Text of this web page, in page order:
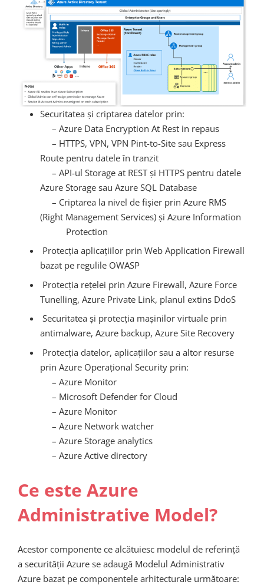
Securitatea și criptarea datelor prin:
– Azure Data Encryption At Rest in repaus
– HTTPS, VPN, VPN Pint-to-Site sau Express
Route pentru datele în tranzit
– API-ul Storage at REST și HTTPS pentru datele
Azure Storage sau Azure SQL Database
– Criptarea la nivel de fișier prin Azure RMS
(Right Management Services) și Azure Information
Protection
Protecția aplicațiilor prin Web Application Firewall
bazat pe regulile OWASP
Protecția rețelei prin Azure Firewall, Azure Force
Tunelling, Azure Private Link, planul extins DdoS
Securitatea și protecția mașinilor virtuale prin
antimalware, Azure backup, Azure Site Recovery
Protecția datelor, aplicațiilor sau a altor resurse
prin Azure Operațional Securityprin:
– Azure Monitor
– Microsoft Defender for Cloud
– Azure Monitor
– Azure Network watcher
– Azure Storage analytics
– Azure Active directory
Ce este Azure
Administrative Model?
Acestor componente ce alcătuiesc modelul de referință
a securității Azure se adaugă Modelul Administrativ
Azure bazat pe componentele arhitecturale următoare: